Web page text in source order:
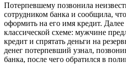
Потерпевшему позвонила
сотрудником банка и сообщила,
оформить на его имя кредит.
классической схеме: мужчине
кредит и спрятать деньги на
денег потерпевший узнал,
банка, после чего обратился в